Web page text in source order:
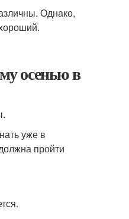
Однако,
осенью в
уже в
пройти